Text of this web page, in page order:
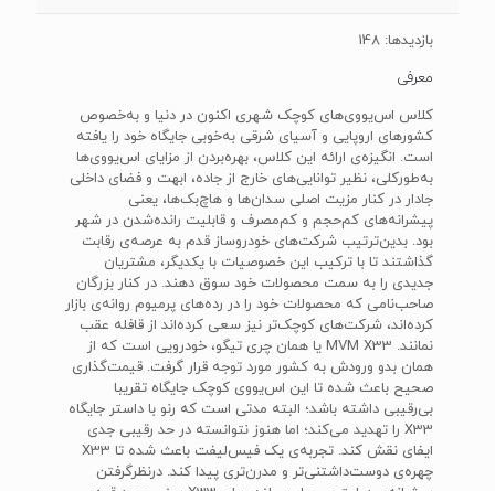
بازدیدها: 148
معرفی
کلاس اس‌یووی‌های کوچک شهری اکنون در دنیا و به‌خصوص
کشورهای اروپایی و آسیای شرقی به‌خوبی جایگاه خود را یافته
است. انگیزه‌ی‌ ارائه این کلاس، بهره‌بردن از مزایای اس‌یووی‌ها
به‌طورکلی، نظیر توانایی‌های خارج از جاده، ابهت و فضای داخلی
جادار در کنار مزیت اصلی سدان‌ها و هاچ‌بک‌ها، یعنی
پیشرانه‌های کم‌حجم و کم‌مصرف و قابلیت رانده‌شدن در شهر
بود. بدین‌ترتیب شرکت‌های خودروساز قدم به عرصه‌ی رقابت
گذاشتند تا با ترکیب این خصوصیات با یکدیگر، مشتریان
جدیدی را به سمت محصولات خود سوق دهند. در کنار بزرگان
صاحب‌نامی که محصولات خود را در رده‌های پرمیوم روانه‌ی بازار
کرده‌اند، شرکت‌های کوچک‌تر نیز سعی کرده‌اند از قافله عقب
نمانند. MVM X33 یا همان چری تیگو، خودرویی است که از
همان بدو ورودش به کشور مورد توجه قرار گرفت. قیمت‌گذاری
صحیح باعث شده تا این اس‌یو‌وی کوچک جایگاه تقریبا
بی‌رقیبی داشته باشد؛ البته مدتی است که رنو با داستر جایگاه
X33 را تهدید می‌کند؛ اما هنوز نتوانسته در حد رقیبی جدی
ایفای نقش کند. تجربه‌ی یک فیس‌لیفت باعث شده تا X33
چهره‌ی دوست‌داشتنی‌تر و مدرن‌تری پیدا کند. درنظرگرفتن